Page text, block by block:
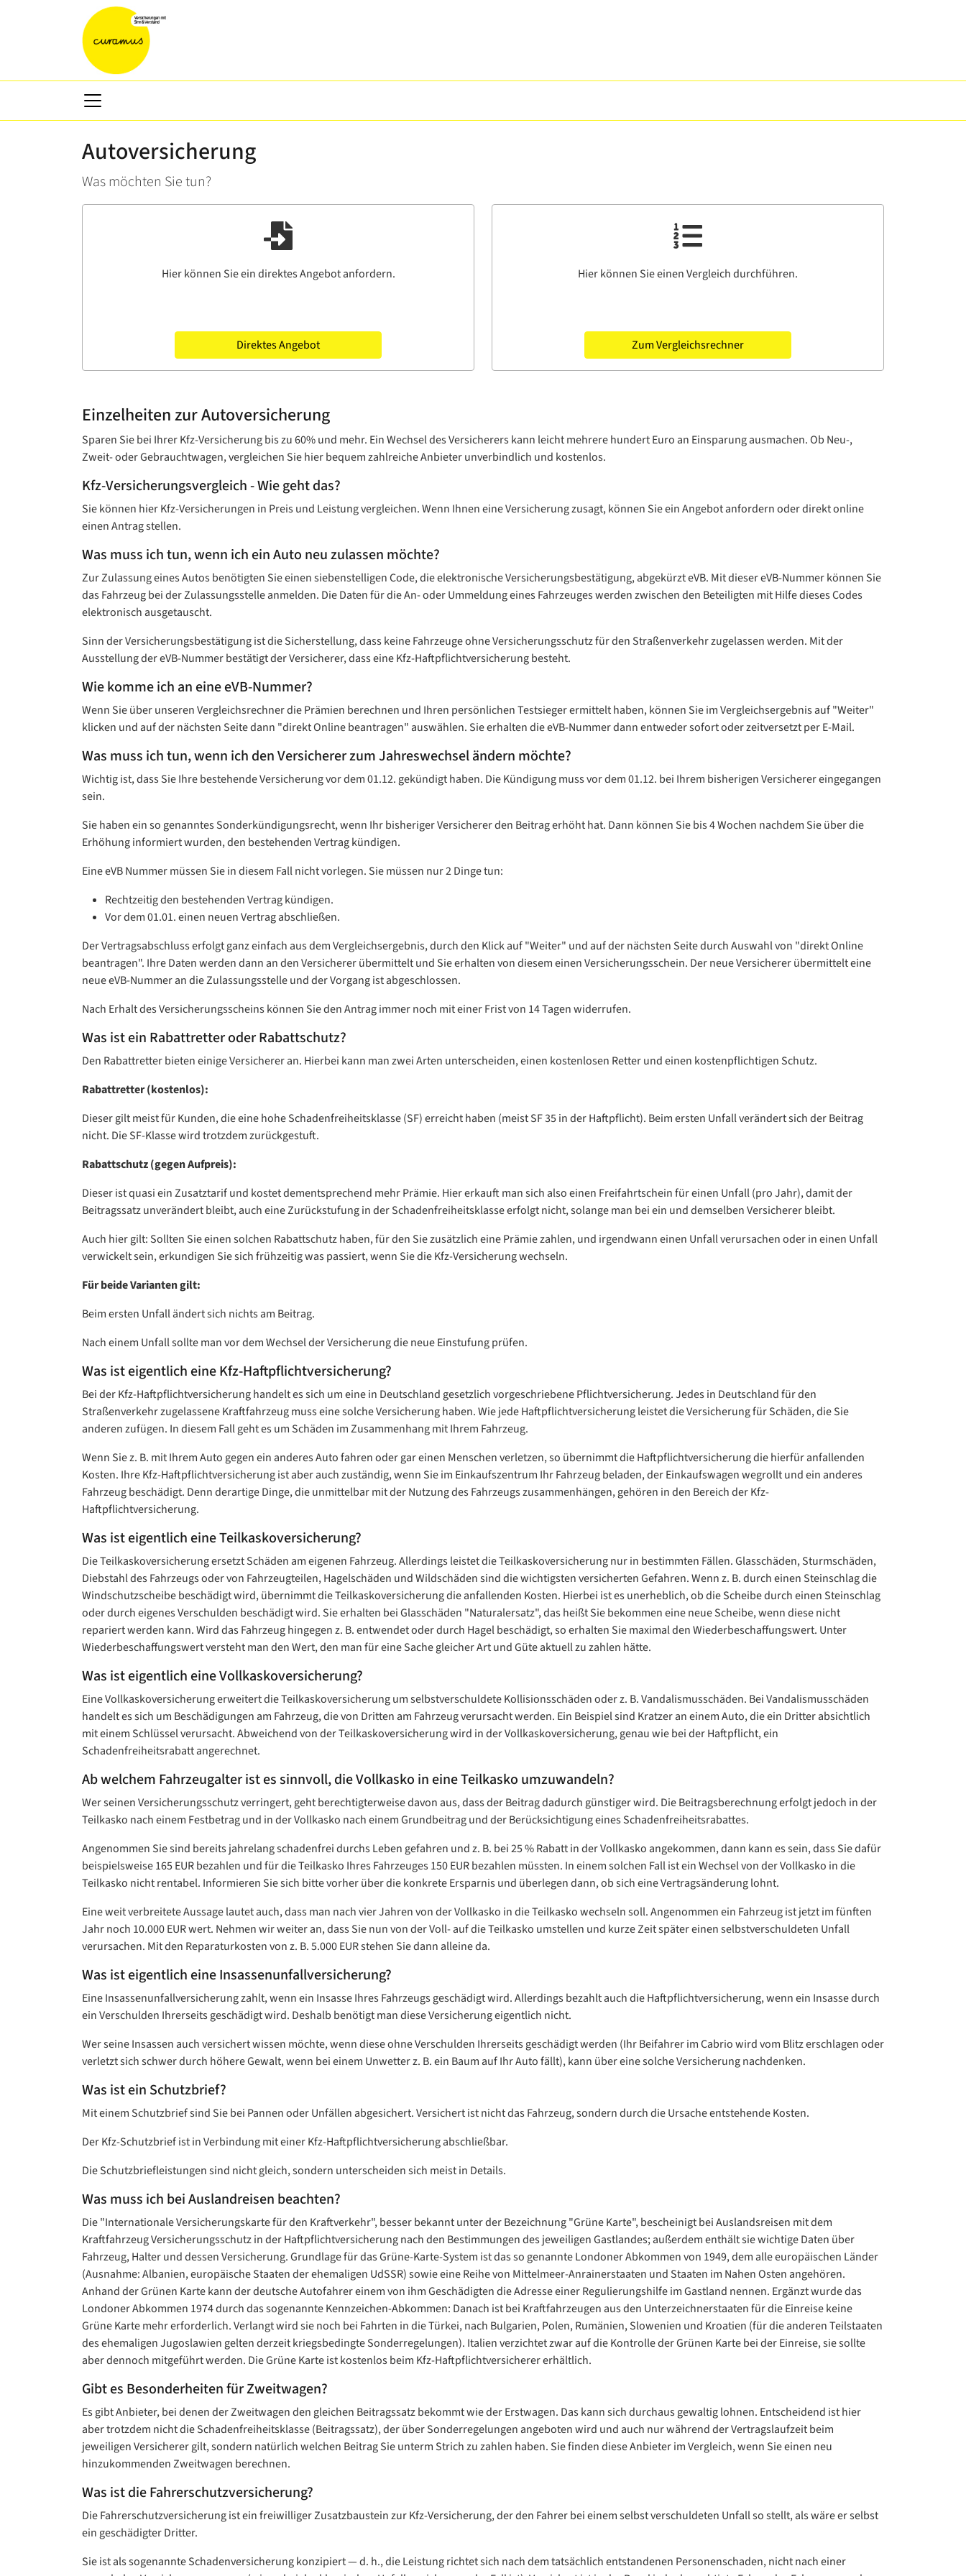
Autoversicherung
Was möchten Sie tun?
Hier können Sie ein direktes Angebot anfordern.
Direktes Angebot
Hier können Sie einen Vergleich durchführen.
Zum Vergleichsrechner
Einzelheiten zur Autoversicherung
Sparen Sie bei Ihrer Kfz-Versicherung bis zu 60% und mehr. Ein Wechsel des Versicherers kann leicht mehrere hundert Euro an Einsparung ausmachen. Ob Neu-,
Zweit- oder Gebrauchtwagen, vergleichen Sie hier bequem zahlreiche Anbieter unverbindlich und kostenlos.
Kfz-Versicherungsvergleich - Wie geht das?
Sie können hier Kfz-Versicherungen in Preis und Leistung vergleichen. Wenn Ihnen eine Versicherung zusagt, können Sie ein Angebot anfordern oder direkt online
einen Antrag stellen.
Was muss ich tun, wenn ich ein Auto neu zulassen möchte?
Zur Zulassung eines Autos benötigten Sie einen siebenstelligen Code, die elektronische Versicherungsbestätigung, abgekürzt eVB. Mit dieser eVB-Nummer können Sie
das Fahrzeug bei der Zulassungsstelle anmelden. Die Daten für die An- oder Ummeldung eines Fahrzeuges werden zwischen den Beteiligten mit Hilfe dieses Codes
elektronisch ausgetauscht.
Sinn der Versicherungsbestätigung ist die Sicherstellung, dass keine Fahrzeuge ohne Versicherungsschutz für den Straßenverkehr zugelassen werden. Mit der
Ausstellung der eVB-Nummer bestätigt der Versicherer, dass eine Kfz-Haftpflichtversicherung besteht.
Wie komme ich an eine eVB-Nummer?
Wenn Sie über unseren Vergleichsrechner die Prämien berechnen und Ihren persönlichen Testsieger ermittelt haben, können Sie im Vergleichsergebnis auf "Weiter"
klicken und auf der nächsten Seite dann "direkt Online beantragen" auswählen. Sie erhalten die eVB-Nummer dann entweder sofort oder zeitversetzt per E-Mail.
Was muss ich tun, wenn ich den Versicherer zum Jahreswechsel ändern möchte?
Wichtig ist, dass Sie Ihre bestehende Versicherung vor dem 01.12. gekündigt haben. Die Kündigung muss vor dem 01.12. bei Ihrem bisherigen Versicherer eingegangen
sein.
Sie haben ein so genanntes Sonderkündigungsrecht, wenn Ihr bisheriger Versicherer den Beitrag erhöht hat. Dann können Sie bis 4 Wochen nachdem Sie über die
Erhöhung informiert wurden, den bestehenden Vertrag kündigen.
Eine eVB Nummer müssen Sie in diesem Fall nicht vorlegen. Sie müssen nur 2 Dinge tun:
Rechtzeitig den bestehenden Vertrag kündigen.
Vor dem 01.01. einen neuen Vertrag abschließen.
Der Vertragsabschluss erfolgt ganz einfach aus dem Vergleichsergebnis, durch den Klick auf "Weiter" und auf der nächsten Seite durch Auswahl von "direkt Online
beantragen". Ihre Daten werden dann an den Versicherer übermittelt und Sie erhalten von diesem einen Versicherungsschein. Der neue Versicherer übermittelt eine
neue eVB-Nummer an die Zulassungsstelle und der Vorgang ist abgeschlossen.
Nach Erhalt des Versicherungsscheins können Sie den Antrag immer noch mit einer Frist von 14 Tagen widerrufen.
Was ist ein Rabattretter oder Rabattschutz?
Den Rabattretter bieten einige Versicherer an. Hierbei kann man zwei Arten unterscheiden, einen kostenlosen Retter und einen kostenpflichtigen Schutz.
Rabattretter (kostenlos):
Dieser gilt meist für Kunden, die eine hohe Schadenfreiheitsklasse (SF) erreicht haben (meist SF 35 in der Haftpflicht). Beim ersten Unfall verändert sich der Beitrag
nicht. Die SF-Klasse wird trotzdem zurückgestuft.
Rabattschutz (gegen Aufpreis):
Dieser ist quasi ein Zusatztarif und kostet dementsprechend mehr Prämie. Hier erkauft man sich also einen Freifahrtschein für einen Unfall (pro Jahr), damit der
Beitragssatz unverändert bleibt, auch eine Zurückstufung in der Schadenfreiheitsklasse erfolgt nicht, solange man bei ein und demselben Versicherer bleibt.
Auch hier gilt: Sollten Sie einen solchen Rabattschutz haben, für den Sie zusätzlich eine Prämie zahlen, und irgendwann einen Unfall verursachen oder in einen Unfall
verwickelt sein, erkundigen Sie sich frühzeitig was passiert, wenn Sie die Kfz-Versicherung wechseln.
Für beide Varianten gilt:
Beim ersten Unfall ändert sich nichts am Beitrag.
Nach einem Unfall sollte man vor dem Wechsel der Versicherung die neue Einstufung prüfen.
Was ist eigentlich eine Kfz-Haftpflichtversicherung?
Bei der Kfz-Haftpflichtversicherung handelt es sich um eine in Deutschland gesetzlich vorgeschriebene Pflichtversicherung. Jedes in Deutschland für den
Straßenverkehr zugelassene Kraftfahrzeug muss eine solche Versicherung haben. Wie jede Haftpflichtversicherung leistet die Versicherung für Schäden, die Sie
anderen zufügen. In diesem Fall geht es um Schäden im Zusammenhang mit Ihrem Fahrzeug.
Wenn Sie z. B. mit Ihrem Auto gegen ein anderes Auto fahren oder gar einen Menschen verletzen, so übernimmt die Haftpflichtversicherung die hierfür anfallenden
Kosten. Ihre Kfz-Haftpflichtversicherung ist aber auch zuständig, wenn Sie im Einkaufszentrum Ihr Fahrzeug beladen, der Einkaufswagen wegrollt und ein anderes
Fahrzeug beschädigt. Denn derartige Dinge, die unmittelbar mit der Nutzung des Fahrzeugs zusammenhängen, gehören in den Bereich der Kfz-
Haftpflichtversicherung.
Was ist eigentlich eine Teilkaskoversicherung?
Die Teilkaskoversicherung ersetzt Schäden am eigenen Fahrzeug. Allerdings leistet die Teilkaskoversicherung nur in bestimmten Fällen. Glasschäden, Sturmschäden,
Diebstahl des Fahrzeugs oder von Fahrzeugteilen, Hagelschäden und Wildschäden sind die wichtigsten versicherten Gefahren. Wenn z. B. durch einen Steinschlag die
Windschutzscheibe beschädigt wird, übernimmt die Teilkaskoversicherung die anfallenden Kosten. Hierbei ist es unerheblich, ob die Scheibe durch einen Steinschlag
oder durch eigenes Verschulden beschädigt wird. Sie erhalten bei Glasschäden "Naturalersatz", das heißt Sie bekommen eine neue Scheibe, wenn diese nicht
repariert werden kann. Wird das Fahrzeug hingegen z. B. entwendet oder durch Hagel beschädigt, so erhalten Sie maximal den Wiederbeschaffungswert. Unter
Wiederbeschaffungswert versteht man den Wert, den man für eine Sache gleicher Art und Güte aktuell zu zahlen hätte.
Was ist eigentlich eine Vollkaskoversicherung?
Eine Vollkaskoversicherung erweitert die Teilkaskoversicherung um selbstverschuldete Kollisionsschäden oder z. B. Vandalismusschäden. Bei Vandalismusschäden
handelt es sich um Beschädigungen am Fahrzeug, die von Dritten am Fahrzeug verursacht werden. Ein Beispiel sind Kratzer an einem Auto, die ein Dritter absichtlich
mit einem Schlüssel verursacht. Abweichend von der Teilkaskoversicherung wird in der Vollkaskoversicherung, genau wie bei der Haftpflicht, ein
Schadenfreiheitsrabatt angerechnet.
Ab welchem Fahrzeugalter ist es sinnvoll, die Vollkasko in eine Teilkasko umzuwandeln?
Wer seinen Versicherungsschutz verringert, geht berechtigterweise davon aus, dass der Beitrag dadurch günstiger wird. Die Beitragsberechnung erfolgt jedoch in der
Teilkasko nach einem Festbetrag und in der Vollkasko nach einem Grundbeitrag und der Berücksichtigung eines Schadenfreiheitsrabattes.
Angenommen Sie sind bereits jahrelang schadenfrei durchs Leben gefahren und z. B. bei 25 % Rabatt in der Vollkasko angekommen, dann kann es sein, dass Sie dafür
beispielsweise 165 EUR bezahlen und für die Teilkasko Ihres Fahrzeuges 150 EUR bezahlen müssten. In einem solchen Fall ist ein Wechsel von der Vollkasko in die
Teilkasko nicht rentabel. Informieren Sie sich bitte vorher über die konkrete Ersparnis und überlegen dann, ob sich eine Vertragsänderung lohnt.
Eine weit verbreitete Aussage lautet auch, dass man nach vier Jahren von der Vollkasko in die Teilkasko wechseln soll. Angenommen ein Fahrzeug ist jetzt im fünften
Jahr noch 10.000 EUR wert. Nehmen wir weiter an, dass Sie nun von der Voll- auf die Teilkasko umstellen und kurze Zeit später einen selbstverschuldeten Unfall
verursachen. Mit den Reparaturkosten von z. B. 5.000 EUR stehen Sie dann alleine da.
Was ist eigentlich eine Insassenunfallversicherung?
Eine Insassenunfallversicherung zahlt, wenn ein Insasse Ihres Fahrzeugs geschädigt wird. Allerdings bezahlt auch die Haftpflichtversicherung, wenn ein Insasse durch
ein Verschulden Ihrerseits geschädigt wird. Deshalb benötigt man diese Versicherung eigentlich nicht.
Wer seine Insassen auch versichert wissen möchte, wenn diese ohne Verschulden Ihrerseits geschädigt werden (Ihr Beifahrer im Cabrio wird vom Blitz erschlagen oder
verletzt sich schwer durch höhere Gewalt, wenn bei einem Unwetter z. B. ein Baum auf Ihr Auto fällt), kann über eine solche Versicherung nachdenken.
Was ist ein Schutzbrief?
Mit einem Schutzbrief sind Sie bei Pannen oder Unfällen abgesichert. Versichert ist nicht das Fahrzeug, sondern durch die Ursache entstehende Kosten.
Der Kfz-Schutzbrief ist in Verbindung mit einer Kfz-Haftpflichtversicherung abschließbar.
Die Schutzbriefleistungen sind nicht gleich, sondern unterscheiden sich meist in Details.
Was muss ich bei Auslandreisen beachten?
Die "Internationale Versicherungskarte für den Kraftverkehr", besser bekannt unter der Bezeichnung "Grüne Karte", bescheinigt bei Auslandsreisen mit dem
Kraftfahrzeug Versicherungsschutz in der Haftpflichtversicherung nach den Bestimmungen des jeweiligen Gastlandes; außerdem enthält sie wichtige Daten über
Fahrzeug, Halter und dessen Versicherung. Grundlage für das Grüne-Karte-System ist das so genannte Londoner Abkommen von 1949, dem alle europäischen Länder
(Ausnahme: Albanien, europäische Staaten der ehemaligen UdSSR) sowie eine Reihe von Mittelmeer-Anrainerstaaten und Staaten im Nahen Osten angehören.
Anhand der Grünen Karte kann der deutsche Autofahrer einem von ihm Geschädigten die Adresse einer Regulierungshilfe im Gastland nennen. Ergänzt wurde das
Londoner Abkommen 1974 durch das sogenannte Kennzeichen-Abkommen: Danach ist bei Kraftfahrzeugen aus den Unterzeichnerstaaten für die Einreise keine
Grüne Karte mehr erforderlich. Verlangt wird sie noch bei Fahrten in die Türkei, nach Bulgarien, Polen, Rumänien, Slowenien und Kroatien (für die anderen Teilstaaten
des ehemaligen Jugoslawien gelten derzeit kriegsbedingte Sonderregelungen). Italien verzichtet zwar auf die Kontrolle der Grünen Karte bei der Einreise, sie sollte
aber dennoch mitgeführt werden. Die Grüne Karte ist kostenlos beim Kfz-Haftpflichtversicherer erhältlich.
Gibt es Besonderheiten für Zweitwagen?
Es gibt Anbieter, bei denen der Zweitwagen den gleichen Beitragssatz bekommt wie der Erstwagen. Das kann sich durchaus gewaltig lohnen. Entscheidend ist hier
aber trotzdem nicht die Schadenfreiheitsklasse (Beitragssatz), der über Sonderregelungen angeboten wird und auch nur während der Vertragslaufzeit beim
jeweiligen Versicherer gilt, sondern natürlich welchen Beitrag Sie unterm Strich zu zahlen haben. Sie finden diese Anbieter im Vergleich, wenn Sie einen neu
hinzukommenden Zweitwagen berechnen.
Was ist die Fahrerschutzversicherung?
Die Fahrerschutzversicherung ist ein freiwilliger Zusatzbaustein zur Kfz-Versicherung, der den Fahrer bei einem selbst verschuldeten Unfall so stellt, als wäre er selbst
ein geschädigter Dritter.
Sie ist als sogenannte Schadenversicherung konzipiert — d. h., die Leistung richtet sich nach dem tatsächlich entstandenen Personenschaden, nicht nach einer